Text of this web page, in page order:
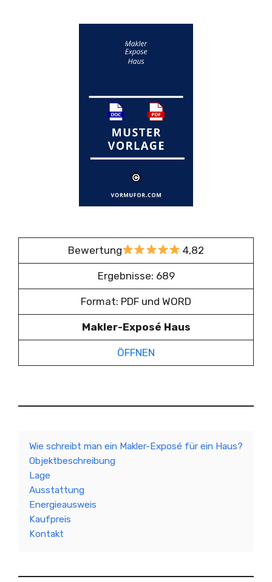
Bewertung 4,82
Ergebnisse: 689
Format: PDF und WORD
Makler-Exposé Haus
ÖFFNEN
Wie schreibt man ein Makler-Exposé für ein Haus?
Objektbeschreibung
Lage
Ausstattung
Energieausweis
Kaufpreis
Kontakt